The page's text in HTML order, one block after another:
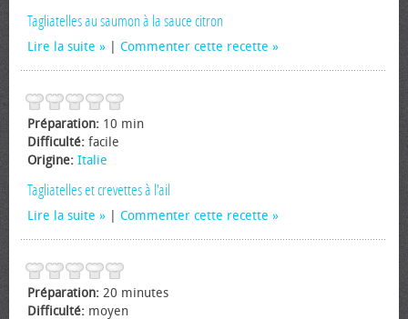
Tagliatelles au saumon à la sauce citron
Lire la suite Commenter cette recette
Préparation: 10 min
Difficulté: facile
Origine: Italie
Tagliatelles et crevettes à l'ail
Lire la suite Commenter cette recette
Préparation: 20 minutes
Difficulté: moyen